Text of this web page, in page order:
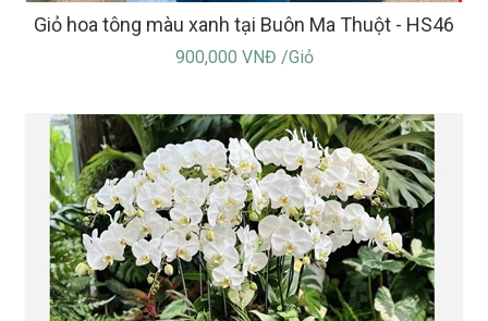
Giỏ hoa tông màu xanh tại Buôn Ma Thuột - HS46
900,000 VNĐ /Giỏ